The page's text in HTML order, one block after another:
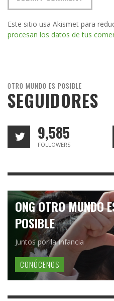
Este sitio usa Akismet para
procesan los datos de tus
OTRO MUNDO ES POSIBLE
SEGUIDORES
9,585
FOLLOWERS
ONG OTRO MUNDO
POSIBLE
Juntos por la Infancia
CONÓCENOS